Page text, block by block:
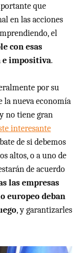
que
en las acciones
el
con esas
e impositiva.
por su
la nueva economía
no tiene gran
interesante
de si debemos
altos, o a uno de
de acuerdo
las empresas
europeo deban
, y garantizarles